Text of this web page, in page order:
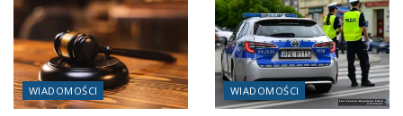
WIADOMOŚCI WIADOMOŚCI